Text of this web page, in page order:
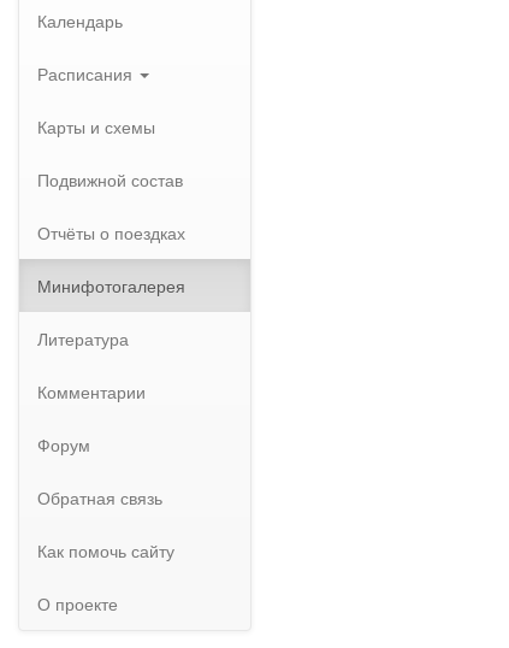
Календарь
Расписания
Карты и схемы
Подвижной состав
Отчёты о поездках
Минифотогалерея
Литература
Комментарии
Форум
Обратная связь
Как помочь сайту
О проекте